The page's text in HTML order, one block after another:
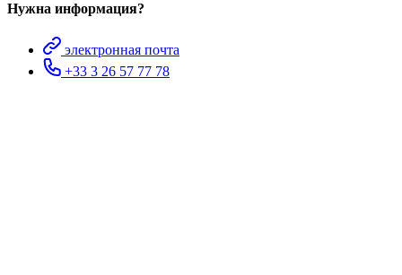
Нужна информация?
электронная почта
+33 3 26 57 77 78